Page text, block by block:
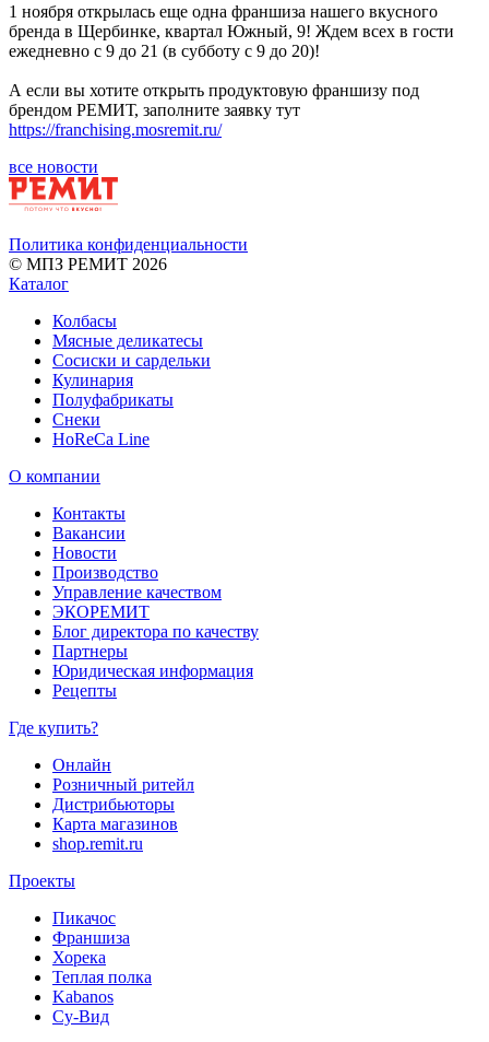
1 ноября открылась еще одна франшиза нашего вкусного
бренда в Щербинке, квартал Южный, 9! Ждем всех в гости
ежедневно с 9 до 21 (в субботу с 9 до 20)!
А если вы хотите открыть продуктовую франшизу под
брендом РЕМИТ, заполните заявку тут
https://franchising.mosremit.ru/
все новости
Политика конфиденциальности
© МПЗ РЕМИТ 2026
Каталог
Колбасы
Мясные деликатесы
Сосиски и сардельки
Кулинария
Полуфабрикаты
Снеки
HoReCa Line
О компании
Контакты
Вакансии
Новости
Производство
Управление качеством
ЭКОРЕМИТ
Блог директора по качеству
Партнеры
Юридическая информация
Рецепты
Где купить?
Онлайн
Розничный ритейл
Дистрибьюторы
Карта магазинов
shop.remit.ru
Проекты
Пикачос
Франшиза
Хорека
Теплая полка
Kabanos
Су-Вид